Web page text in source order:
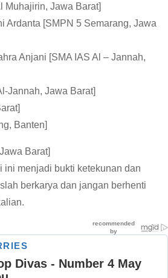
Muhajirin, Jawa Barat]
Ardanta [SMPN 5 Semarang, Jawa
Anjani [SMA IAS Al – Jannah,
Jannah, Jawa Barat]
Banten]
Barat]
ini menjadi bukti ketekunan dan
berkarya dan jangan berhenti